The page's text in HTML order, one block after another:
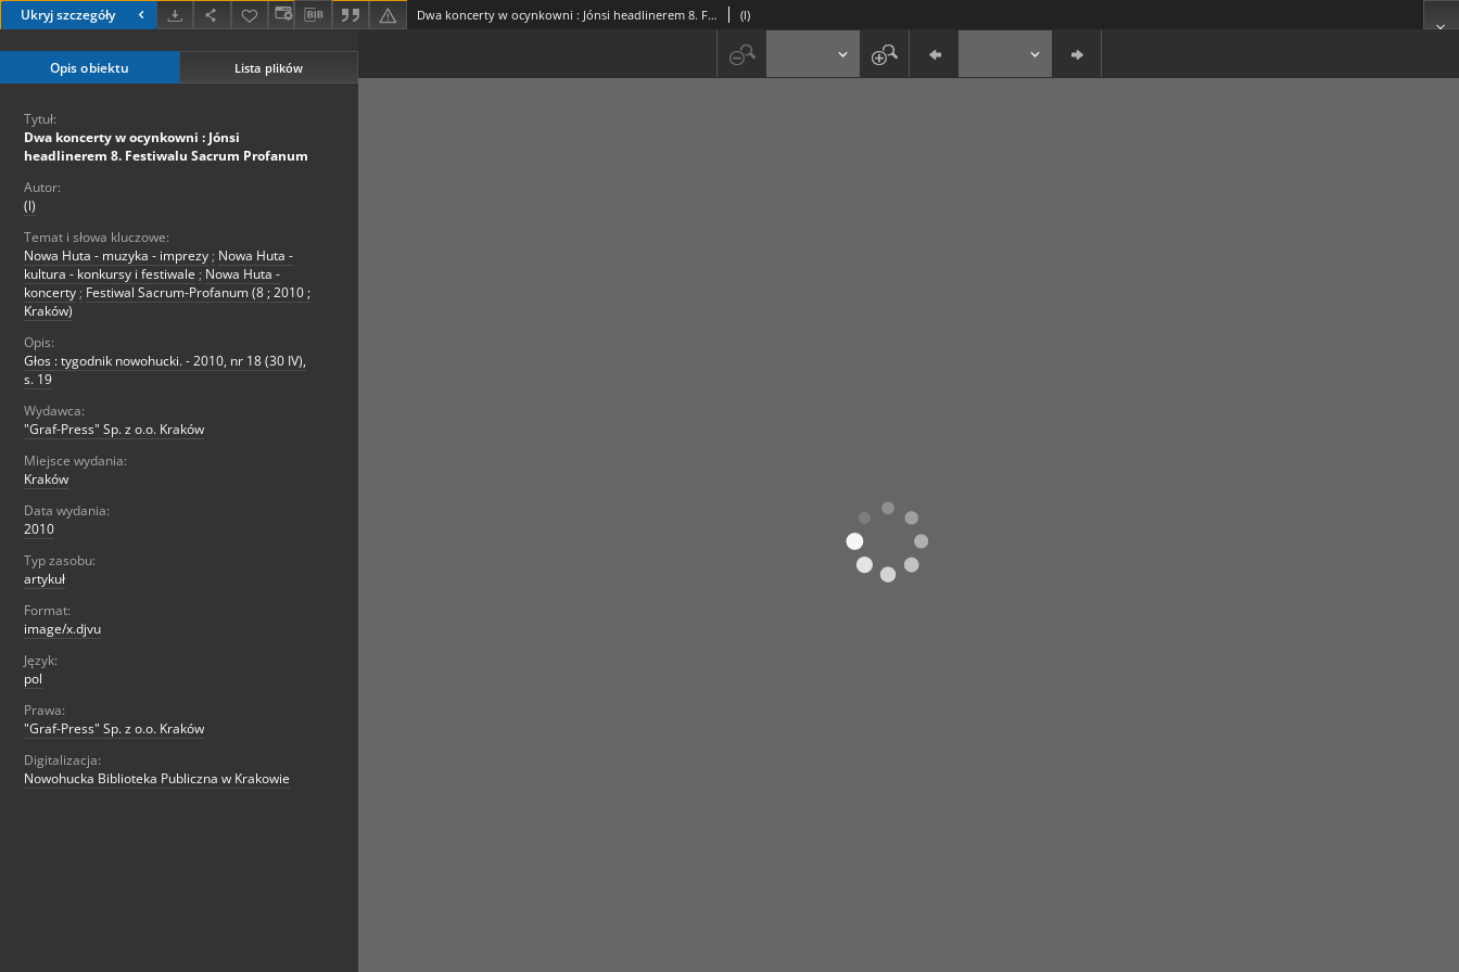
Ukryj szczegóły Dwa koncerty w ocynkowni : Jónsi headlinerem 8. Festiwalu Sacrum Profanum (l)
Opis obiektu Lista plików
Tytuł:
Dwa koncerty w ocynkowni : Jónsi
headlinerem 8. Festiwalu Sacrum Profanum
Autor:
(l)
Temat i słowa kluczowe:
Nowa Huta - muzyka - imprezy ; Nowa Huta -
kultura - konkursy i festiwale ; Nowa Huta -
koncerty ; Festiwal Sacrum-Profanum (8 ; 2010 ;
Kraków)
Opis:
Głos : tygodnik nowohucki. - 2010, nr 18 (30 IV),
s. 19
Wydawca:
"Graf-Press" Sp. z o.o. Kraków
Miejsce wydania:
Kraków
Data wydania:
2010
Typ zasobu:
artykuł
Format:
image/x.djvu
Język:
pol
Prawa:
"Graf-Press" Sp. z o.o. Kraków
Digitalizacja:
Nowohucka Biblioteka Publiczna w Krakowie